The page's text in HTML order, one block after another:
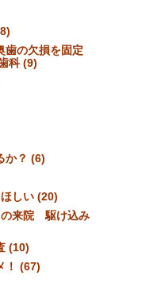
歯の欠損を固定
科 (9)
か？ (6)
しい (20)
の来院 駆け込み
(10)
！ (67)